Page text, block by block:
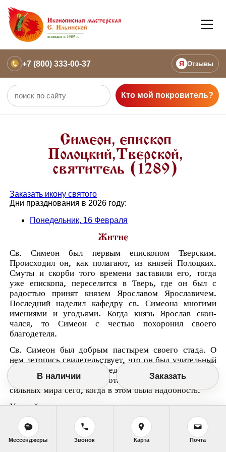
+7 (800) 333-00-37 Я Отзывы
Кто мой покровитель?
Симеон, епископ
Полоцкий,Тверской,
святитель (1289)
Заказать икону святого
Дни празднования в 2026 году:
Понедельник, 16 Февраля
Житие
Св. Симеон был первым епископом Тверским.
Происходил он, как полагают, из князей Полоцких.
Смуты и скорби того времени заставили его, тогда
уже епископа, переселится в Тверь, где он был с
радостью принят князем Ярославом Ярославичем.
Последний наделил кафедру св. Симеона многими
имениями и угодьями. Когда князь Ярослав скон-
чался, то Симеон с честью похоронил своего
благодетеля.
Св. Симеон был добрым пастырем своего стада. О
нем летопись свидетельствует, что он был учительный
епископ, заступался перед князем за обиженных,
благотворил нищим и сиротам и бестрепетно обличал
сильных мира сего, когда в этом была надобность.
Утешайте печальных, говорил он князьям и
наместникам, избавляйте слабых от рук сильных. Вы
тем даете и помогаете, у кого и так много золота и
серебра, а не тем, кто но имеет ни пенязя. Вы
В наличии Заказать
Мессенджеры Звонок Карта Почта